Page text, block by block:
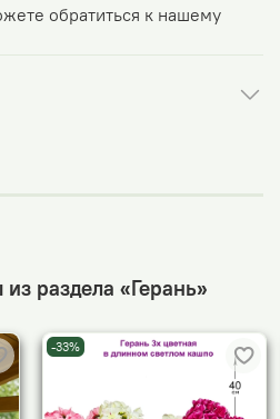
обратиться к нашему
раздела «Герань»
-33%